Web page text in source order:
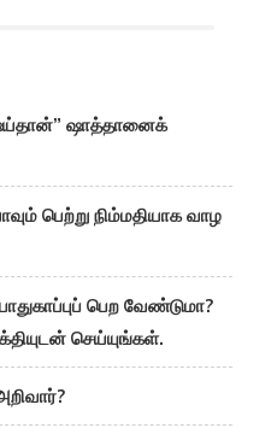
ஷாத்தானைக்
பெற்று நிம்மதியாக வாழ
பெற வேண்டுமா?
செய்யுங்கள்.